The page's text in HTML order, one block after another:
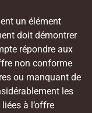
un élément
doit démontrer
répondre aux
non conforme
ou manquant de
les
à l’offre